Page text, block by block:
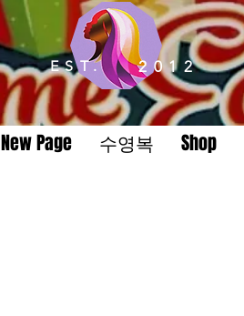
EST. 2012
New Page 수영복 Shop